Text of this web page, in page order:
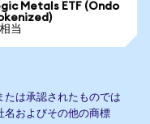
Metals ETF (Ondo
当
は承認されたものでは
名およびその他の商標